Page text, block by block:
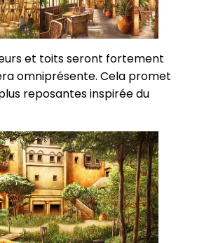
et toits seront fortement
omniprésente. Cela promet
reposantes inspirée du